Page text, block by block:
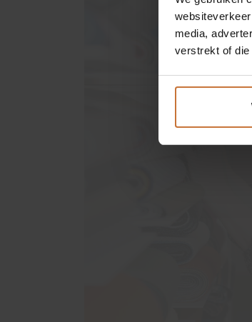
media,
verstrekt of
OVER
CONTACT